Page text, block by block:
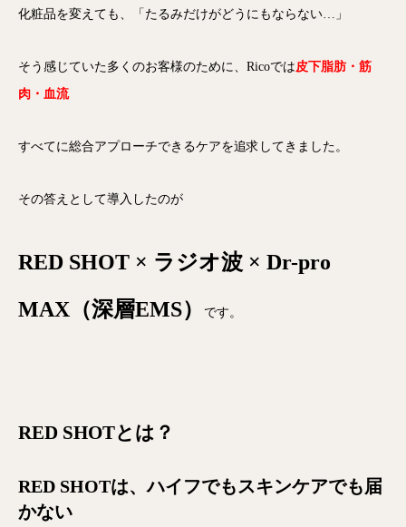
化粧品を変えても、「たるみだけがどうにもならない…」
そう感じていた多くのお客様のために、Ricoでは 皮下脂肪・筋
肉・血流
すべてに総合アプローチできるケアを追求してきました。
その答えとして導入したのが
RED SHOT × ラジオ波 × Dr-pro
MAX（深層EMS）
です。
RED SHOTとは？
RED SHOTは、ハイフでもスキンケアでも届
かない